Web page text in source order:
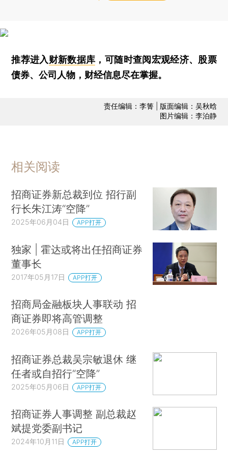
推荐进入财新数据库 ，可随时查阅宏观经济、股票
债券、公司人物，财经信息尽在掌握。
责任编辑：李箐 | 版面编辑：吴秋晗
图片编辑：李泊静
相关阅读
招商证券新总裁到位 招行副
行长朱江涛“空降”
2025年06月04日 APP打开
独家 | 霍达或将出任招商证券
董事长
2017年05月17日 APP打开
招商局金融板块人事联动 招
商证券即将高管调整
2026年05月08日 APP打开
招商证券总裁吴宗敏退休 继
任者或自招行“空降”
2025年05月06日 APP打开
招商证券人事调整 副总裁赵
斌提党委副书记
2024年10月11日 APP打开